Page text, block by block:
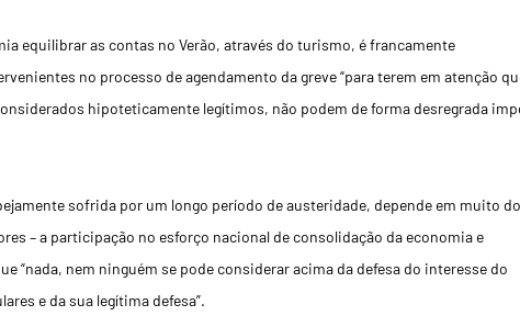
equilibrar as contas no Verão, através do turismo, é francamente
no processo de agendamento da greve “para terem em atenção
hipoteticamente legítimos, não podem de forma desregrada
sofrida por um longo período de austeridade, depende em muito
– a participação no esforço nacional de consolidação da economia e
“nada, nem ninguém se pode considerar acima da defesa do interesse do
e da sua legítima defesa”.